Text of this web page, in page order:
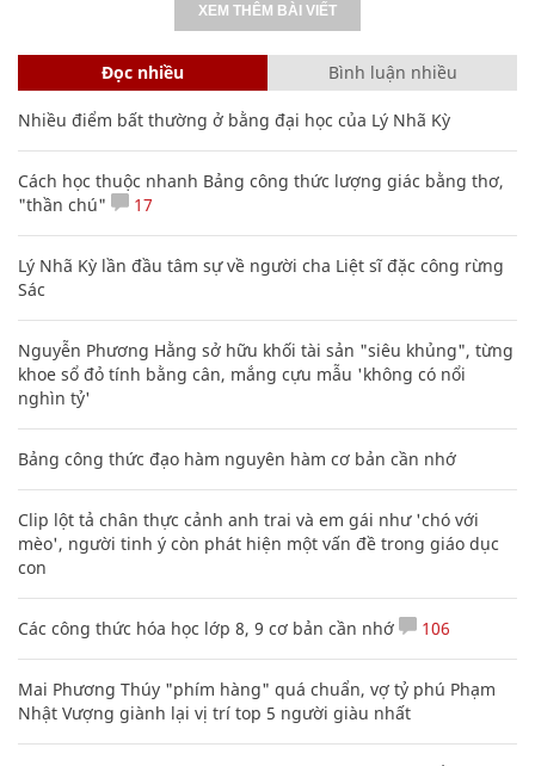
XEM THÊM BÀI VIẾT
Đọc nhiều Bình luận nhiều
Nhiều điểm bất thường ở bằng đại học của Lý Nhã Kỳ
Cách học thuộc nhanh Bảng công thức lượng giác bằng thơ,
"thần chú"
17
Lý Nhã Kỳ lần đầu tâm sự về người cha Liệt sĩ đặc công rừng
Sác
Nguyễn Phương Hằng sở hữu khối tài sản "siêu khủng", từng
khoe sổ đỏ tính bằng cân, mắng cựu mẫu 'không có nổi
nghìn tỷ'
Bảng công thức đạo hàm nguyên hàm cơ bản cần nhớ
Clip lột tả chân thực cảnh anh trai và em gái như 'chó với
mèo', người tinh ý còn phát hiện một vấn đề trong giáo dục
con
Các công thức hóa học lớp 8, 9 cơ bản cần nhớ 106
Mai Phương Thúy "phím hàng" quá chuẩn, vợ tỷ phú Phạm
Nhật Vượng giành lại vị trí top 5 người giàu nhất